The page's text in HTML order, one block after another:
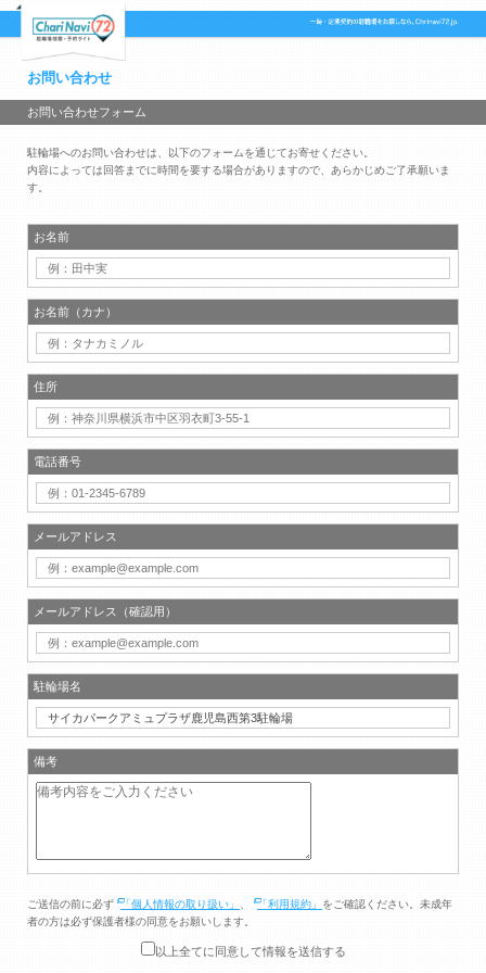
お問い合わせ
お問い合わせフォーム
駐輪場へのお問い合わせは、以下のフォームを通じてお寄せください。
内容によっては回答までに時間を要する場合がありますので、あらかじめご了承願いま
す。
お名前
お名前（カナ）
住所
電話番号
メールアドレス
メールアドレス（確認用）
駐輪場名
備考
ご送信の前に必ず 「個人情報の取り扱い」 「利用規約」 をご確認ください。未成年
者の方は必ず保護者様の同意をお願いします。
以上全てに同意して情報を送信する